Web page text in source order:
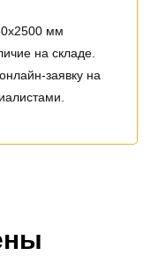
мм
на складе.
заявку на